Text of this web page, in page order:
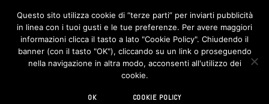
F
c
e
b
o
I
n
s
t
Questo sito utilizza cookie di “terze parti” per inviarti pubblicità
in linea con i tuoi gusti e le tue preferenze. Per avere maggiori
informazioni clicca il tasto a lato "Cookie Policy". Chiudendo il
banner (con il tasto "OK"), cliccando su un link o proseguendo
nella navigazione in altra modo, acconsenti all'utilizzo dei
cookie.
OK COOKIE POLICY